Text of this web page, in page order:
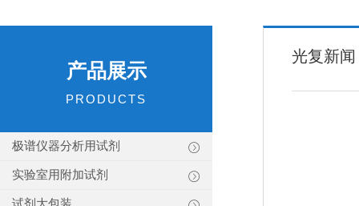
产品展示
PRODUCTS
极谱仪器分析用试剂
实验室用附加试剂
光复新闻